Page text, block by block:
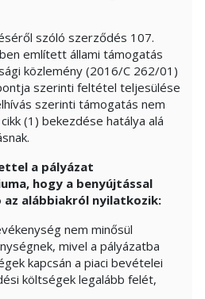
szóló szerződés 107.
említett állami támogatás
közlemény (2016/C 262/01)
szerinti feltétel teljesülése
szerinti támogatás nem
(1) bekezdése hatálya alá
a pályázat
hogy a benyújtással
az alábbiakról nyilatkozik:
nem minősül
mivel a pályázatba
kapcsán a piaci bevételei
költségek legalább felét,